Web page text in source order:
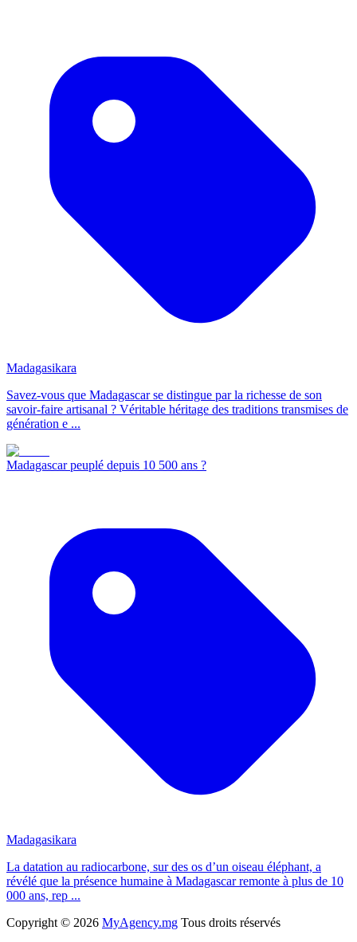
Madagasikara
Savez-vous que Madagascar se distingue par la richesse de son
savoir-faire artisanal ? Véritable héritage des traditions transmises de
génération e ...
Madagascar peuplé depuis 10 500 ans ?
Madagasikara
La datation au radiocarbone, sur des os d’un oiseau éléphant, a
révélé que la présence humaine à Madagascar remonte à plus de 10
000 ans, rep ...
Copyright © 2026 MyAgency.mg Tous droits réservés